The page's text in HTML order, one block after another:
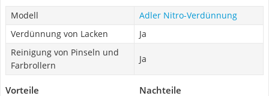
Modell
Adler Nitro-Verdünnung
Verdünnung von Lacken
Ja
Reinigung von Pinseln und
Farbrollern
Ja
Vorteile Nachteile